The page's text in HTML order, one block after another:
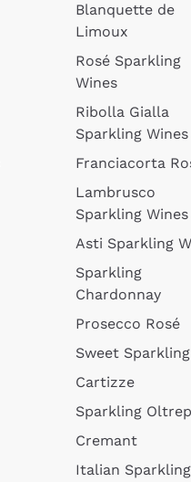
Blanquette de
Limoux
Rosé Sparkling
Wines
Ribolla Gialla
Sparkling Wines
Franciacorta
Lambrusco
Sparkling Wines
Asti Sparkling
Sparkling
Chardonnay
Prosecco Rosé
Sweet Sparkling
Cartizze
Sparkling
Cremant
Italian Sparkling